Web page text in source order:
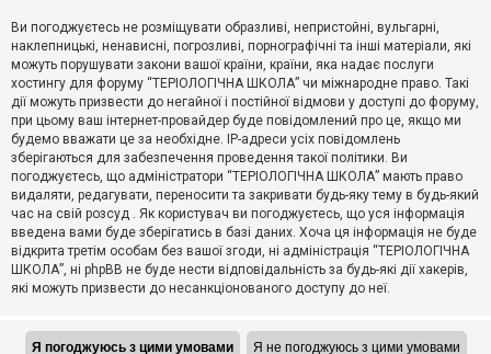
м
и
П
о
ш
у
Д
о
п
о
м
Ви погоджуєтесь не розміщувати образливі, непристойні, вульгарні,
наклепницькі, ненависні, погрозливі, порнографічні та інші матеріали, які
можуть порушувати закони вашої країни, країни, яка надає послуги
хостингу для форуму “ТЕРІОЛОГІЧНА ШКОЛА” чи міжнародне право. Такі
дії можуть призвести до негайної і постійної відмови у доступі до форуму,
при цьому ваш інтернет-провайдер буде повідомлений про це, якщо ми
будемо вважати це за необхідне. IP-адреси усіх повідомлень
зберігаються для забезпечення проведення такої політики. Ви
погоджуєтесь, що адміністратори “ТЕРІОЛОГІЧНА ШКОЛА” мають право
видаляти, редагувати, переносити та закривати будь-яку тему в будь-який
час на свій розсуд . Як користувач ви погоджуєтесь, що уся інформація
введена вами буде зберігатись в базі даних. Хоча ця інформація не буде
відкрита третім особам без вашої згоди, ні адміністрація “ТЕРІОЛОГІЧНА
ШКОЛА”, ні phpBB не буде нести відповідальність за будь-які дії хакерів,
які можуть призвести до несанкціонованого доступу до неї.